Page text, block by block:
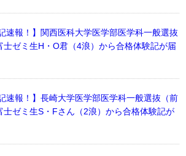
速報！】関西医科大学医学部医学科一般選抜
士ゼミ生H・O君（4浪）から合格体験記が届
速報！】長崎大学医学部医学科一般選抜（前
士ゼミ生S・Fさん（2浪）から合格体験記が